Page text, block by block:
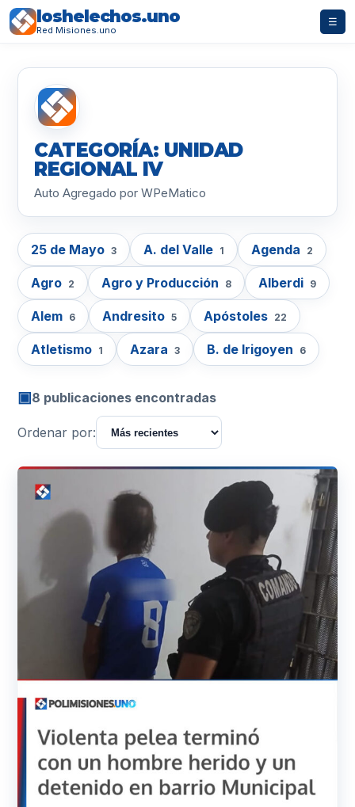
loshelechos.uno
Red Misiones.uno
☰
CATEGORÍA: UNIDAD
REGIONAL IV
Auto Agregado por WPeMatico
25 de Mayo 3 A. del Valle 1 Agenda 2
Agro 2 Agro y Producción 8 Alberdi 9
Alem 6 Andresito 5 Apóstoles 22
Atletismo 1 Azara 3 B. de Irigoyen 6
▣8 publicaciones encontradas
Ordenar por: